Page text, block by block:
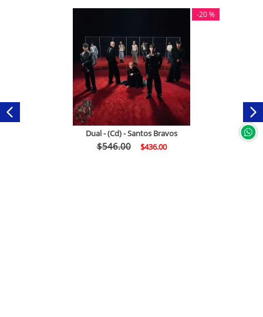
-20 %
Dual - (Cd) - Santos Bravos
$546.00 $436.00